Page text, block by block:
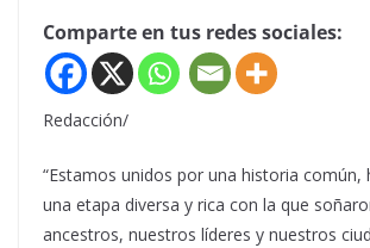
Comparte en tus redes sociales:
Redacción/
“Estamos unidos por una historia común,
una etapa diversa y rica con la que
ancestros, nuestros líderes y nuestros